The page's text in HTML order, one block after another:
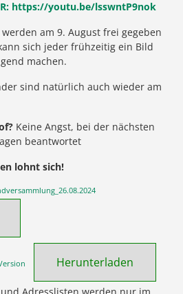
https://youtu.be/lsswntP9nok
am 9. August frei gegeben
sich jeder frühzeitig ein Bild
machen.
sind natürlich auch wieder am
Keine Angst, bei der nächsten
beantwortet
lohnt sich!
Herunterladen